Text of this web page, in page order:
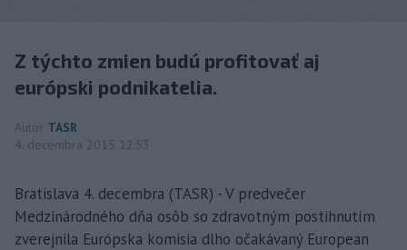
Z týchto zmien budú profitovať aj
európski podnikatelia.
Autor TASR
4. decembra 2015 12:53
Bratislava 4. decembra (TASR) - V predvečer
Medzinárodného dňa osôb so zdravotným postihnutím
zverejnila Európska komisia dlho očakávaný European